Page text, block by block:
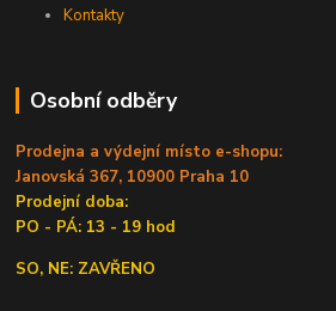
Kontakty
Osobní odběry
Prodejna a výdejní místo e-shopu:
Janovská 367, 10900 Praha 10
Prodejní doba:
PO - PÁ: 13 - 19 hod
SO, NE: ZAVŘENO